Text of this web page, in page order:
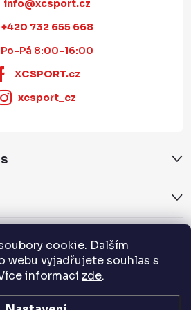
cookie. Dalším
webu vyjadřujete souhlas s
informací zde.
info@xcsport.cz
+420 732 655 668
Po-Pá 8:00-16:00
XCSPORT.cz
xcsport_cz